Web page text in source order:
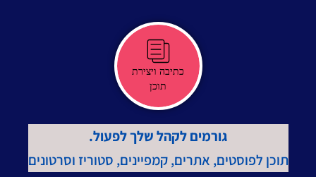
כתיבה ויצירת
תוכן
גורמים לקהל שלך לפעול.
תוכן לפוסטים, אתרים, קמפיינים, סטוריז וסרטונים